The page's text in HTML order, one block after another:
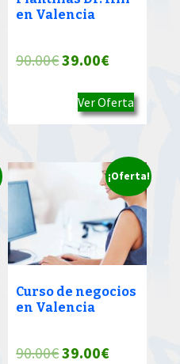
en Valencia
90.00€El
original
era:
39.00€El
actual
es:
39.00€.
Ver Oferta
¡Oferta!
Curso de negocios
en Valencia
90.00€El
39.00€El